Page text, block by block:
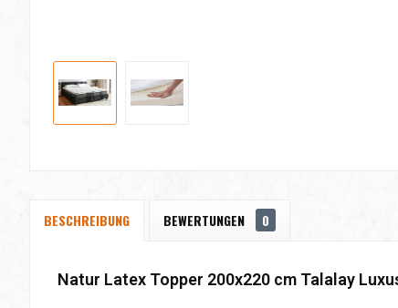
BESCHREIBUNG BEWERTUNGEN 0
Natur Latex Topper 200x220 cm Talalay